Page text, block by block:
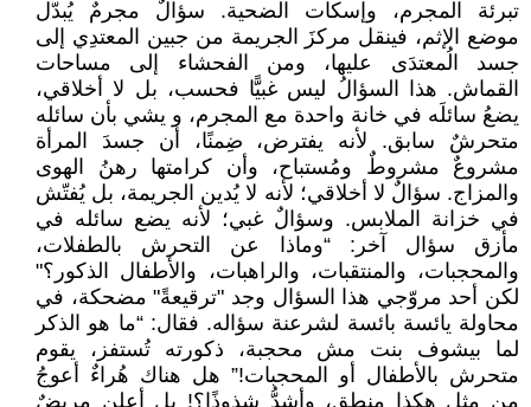
تبرئة المجرم، وإسكات الضحية. سؤالٌ مجرمٌ يُبدّل
موضع الإثم، فينقل مركزَ الجريمة من جبين المعتدِي إلى
جسد الُمعتدَى عليها، ومن الفحشاء إلى مساحات
القماش. هذا السؤالُ ليس غبيًّا فحسب، بل لا أخلاقي،
يضعُ سائلَه في خانة واحدة مع المجرم، و يشي بأن سائله
متحرشٌ سابق. لأنه يفترض، ضِمنًا، أن جسدَ المرأة
مشروعٌ مشروطٌ ومُستباح، وأن كرامتها رهنُ الهوى
والمزاج. سؤالٌ لا أخلاقي؛ لأنه لا يُدين الجريمة، بل يُفتّش
في خزانة الملابس. وسؤالٌ غبي؛ لأنه يضع سائله في
مأزق سؤال آخر: “وماذا عن التحرش بالطفلات،
والمحجبات، والمنتقبات، والراهبات، والأطفال الذكور؟"
لكن أحد مروّجي هذا السؤال وجد "ترقيعةً" مضحكة، في
محاولة يائسة بائسة لشرعنة سؤاله. فقال: “ما هو الذكر
لما بيشوف بنت مش محجبة، ذكورته تُستفز، يقوم
متحرش بالأطفال أو المحجبات!” هل هناك هُراءٌ أعوجُ
من مثل هكذا منطق، وأشدُّ شذوذًا؟! بل أعلن مريضٌ